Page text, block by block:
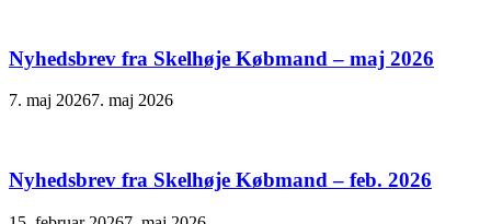
Nyhedsbrev fra Skelhøje Købmand – maj 2026
7. maj 20267. maj 2026
Nyhedsbrev fra Skelhøje Købmand – feb. 2026